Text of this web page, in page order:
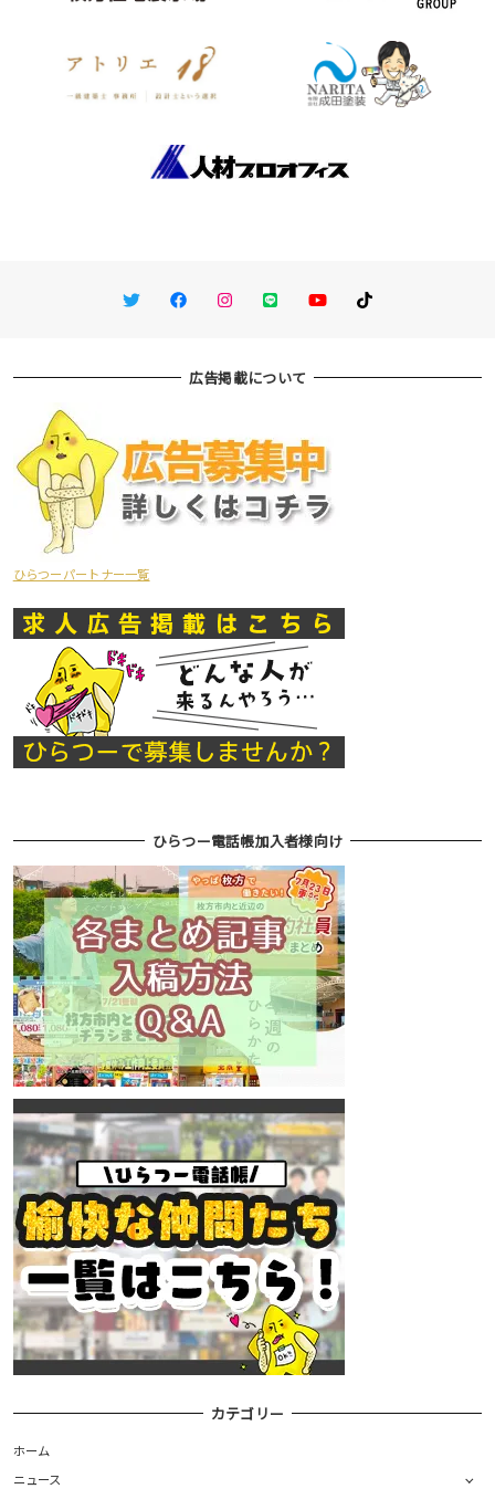
TwitterFacebookInstagram
LINE You TubeTikTok
広告掲載について
ひらつーパートナー一覧
ひらつー電話帳加入者様向け
カテゴリー
ホーム
ニュース